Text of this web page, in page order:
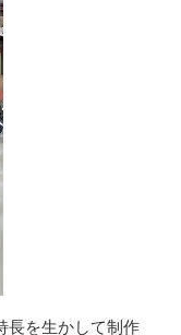
を生かして制作